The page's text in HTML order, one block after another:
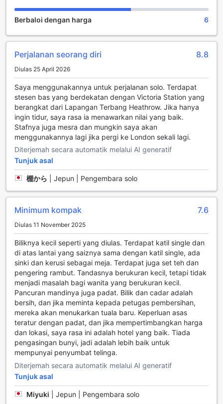
dengan keluarga dan rakan-rakan, serta memudahkan
mereka merancang aktiviti dan lawatan di sekitar kota
Selain itu, hotel ini juga menawarkan perkhidmatan daftar
masuk dan keluar ekspres, yang membolehkan tetamu
untuk menyelesaikan proses tersebut dengan cepat dan
efisien. Ini sangat berguna bagi mereka yang mempunyai
jadual yang padat atau ingin memaksimakan masa mereka
di London. Untuk menambah keselesaan, The Grapevine
Hotel juga menyediakan kemudahan penyimpanan bagasi,
membolehkan tetamu menyimpan barang-barang mereka
dengan selamat sebelum mendaftar masuk atau selepas
mendaftar keluar, agar mereka dapat menjelajahi kota
dengan lebih bebas tanpa beban.
Kemudahan Bilik di The Grapevine Hotel
Di The Grapevine Hotel, setiap bilik direka untuk
memberikan keselesaan dan kemudahan yang diperlukan
oleh para tetamu. Bilik-bilik yang luas dilengkapi dengan
televisyen moden, membolehkan anda menikmati pelbagai
London. Untuk memastikan anda sentiasa segar dan
bersedia, kemudahan seperti pengering rambut
disediakan, manakala kemudahan membuat kopi dan teh
membolehkan anda menikmati minuman panas pada bila-
bila masa yang anda inginkan.
Selain itu, setiap bilik dilengkapi dengan peti sejuk,
membolehkan anda menyimpan makanan dan minuman
kegemaran anda dengan mudah. Anda juga akan menemui
pelbagai barangan mandian berkualiti tinggi, memastikan
pengalaman penginapan anda lebih menyenangkan. Tirai
gelap di bilik membantu menghalang cahaya luar,
memberikan suasana tenang untuk tidur yang berkualiti,
sementara tuala lembut yang disediakan menambah
sentuhan kemewahan pada pengalaman anda di The
Grapevine Hotel.
Pilihan Bilik di The Grapevine Hotel
Berbaloi dengan harga 6
Perjalanan seorang diri 8.8
Diulas 25 April 2026
Saya menggunakannya untuk perjalanan solo. Terdapat
stesen bas yang berdekatan dengan Victoria Station yang
berangkat dari Lapangan Terbang Heathrow. Jika hanya
ingin tidur, saya rasa ia menawarkan nilai yang baik.
Stafnya juga mesra dan mungkin saya akan
menggunakannya lagi jika pergi ke London sekali lagi.
Diterjemah secara automatik melalui AI generatif
Tunjuk asal
棚から Jepun | Pengembara solo
Minimum kompak 7.6
Diulas 11 November 2025
Biliknya kecil seperti yang diulas. Terdapat katil single dan
di atas lantai yang saiznya sama dengan katil single, ada
sinki dan kerusi sebagai meja. Terdapat juga set teh dan
pengering rambut. Tandasnya berukuran kecil, tetapi tidak
menjadi masalah bagi wanita yang berukuran kecil.
Pancuran mandinya juga padat. Bilik dan cadar adalah
bersih, dan jika meminta kepada petugas pembersihan,
mereka akan menukarkan tuala baru. Keperluan asas
teratur dengan padat, dan jika mempertimbangkan harga
dan lokasi, saya rasa ini adalah hotel yang baik. Tiada
pengasingan bunyi, jadi adalah lebih baik untuk
mempunyai penyumbat telinga.
Diterjemah secara automatik melalui AI generatif
Tunjuk asal
Miyuki Jepun | Pengembara solo